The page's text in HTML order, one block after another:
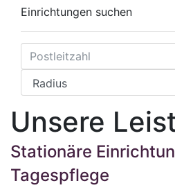
Einrichtungen suchen
Unsere
Stationäre
Tagespflege